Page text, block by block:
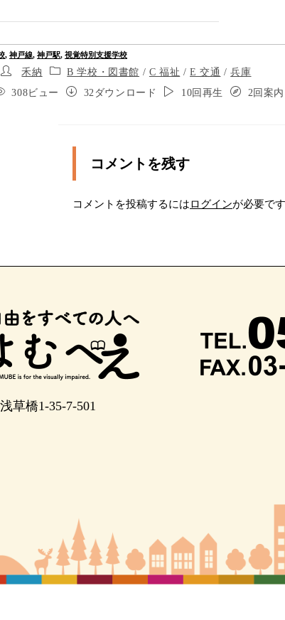
トルほど進むと、左手に横断歩道があります
道を渡り、右に進みます
ンの前を通過。あと２０メートルほど進む
歩道橋に入ります。最初は上り坂のスロープ
右に進みます
曲がり、１００メートルほどまっすぐ進みま
, 神戸線, 神戸駅, 視覚特別支援学校
禾納 B 学校・図書館 / C 福祉 /E 交通 /兵庫
308ビュー 32ダウンロード 10回再生 2回案内
コメントを残す
コメントを投稿するにはログインが必要です
草橋1-35-7-501